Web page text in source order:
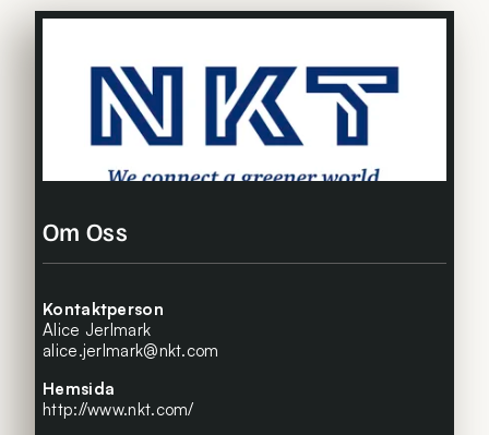
Om Oss
Kontaktperson
Alice Jerlmark
alice.jerlmark@nkt.com
Hemsida
http://www.nkt.com/